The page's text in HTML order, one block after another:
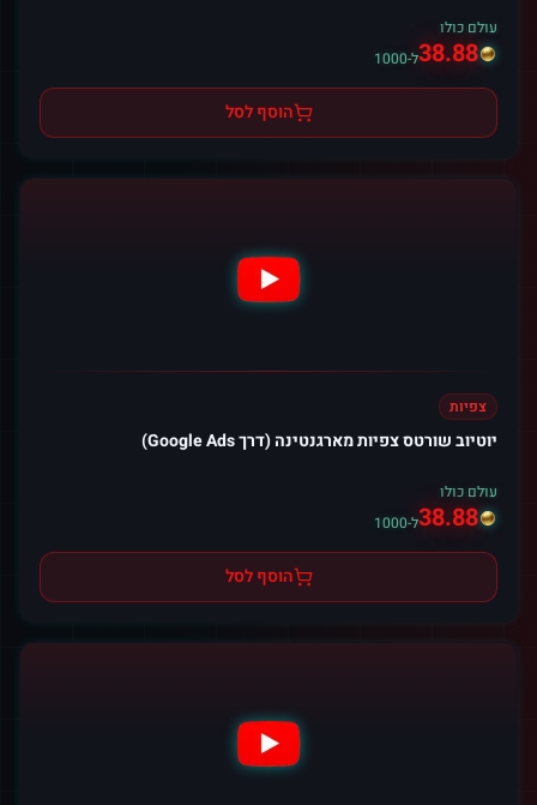
עולם כולו
38.88ל-1000
הוסף לסל
צפיות
יוטיוב שורטס צפיות מארגנטינה (דרך Google Ads)
עולם כולו
38.88ל-1000
הוסף לסל